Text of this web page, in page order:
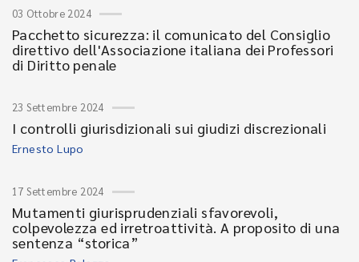
03 Ottobre 2024
Pacchetto sicurezza: il comunicato del Consiglio
direttivo dell'Associazione italiana dei Professori
di Diritto penale
23 Settembre 2024
I controlli giurisdizionali sui giudizi discrezionali
Ernesto Lupo
17 Settembre 2024
Mutamenti giurisprudenziali sfavorevoli,
colpevolezza ed irretroattività. A proposito di una
sentenza “storica”